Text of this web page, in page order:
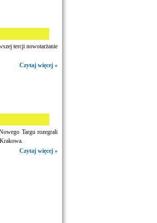
tercji nowotarżanie
Czytaj więcej »
Targu rozegrali
Czytaj więcej »